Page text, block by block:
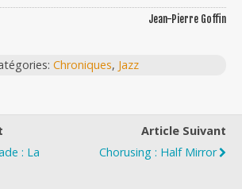
Jean-Pierre Goffin
Chroniques, Jazz
: La
Article Suivant
Chorusing : Half Mirror